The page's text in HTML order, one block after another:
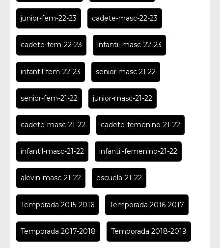
junior-fem-22-23 cadete-masc-22-23
cadete-fem-22-23 infantil-masc-22-23
infantil-fem-22-23 senior masc 21 22
senior-fem-21-22 junior-masc-21-22
cadete-masc-21-22 cadete-femenino-21-22
infantil-masc-21-22 infantil-femenino-21-22
alevin-masc-21-22 escuela-21-22
Temporada 2015-2016 Temporada 2016-2017
Temporada 2017-2018 Temporada 2018-2019